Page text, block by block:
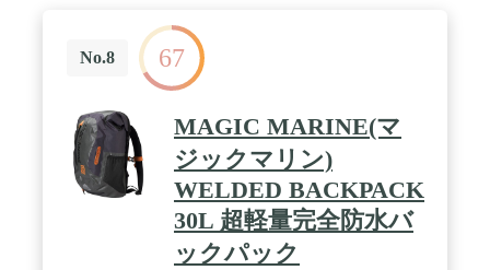
No.8 67
MAGIC MARINE(マ
ジックマリン)
WELDED BACKPACK
30L 超軽量完全防水バ
ックパック